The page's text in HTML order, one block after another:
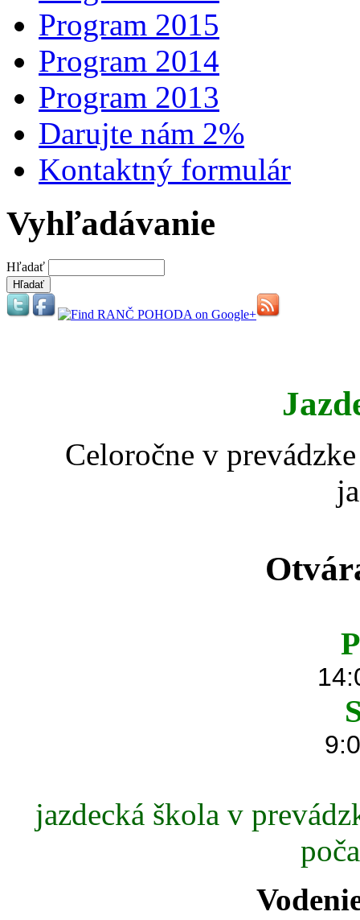
Program 2015
Program 2014
Program 2013
Darujte nám 2%
Kontaktný formulár
Vyhľadávanie
Hľadať
Celoročne v
jazdecká škola v